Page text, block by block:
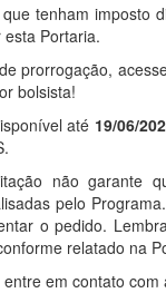
tenham imposto
Portaria.
prorrogação,
bolsista!
até 19/06/
não garante
pelo
o pedido.
relatado na
em contato com